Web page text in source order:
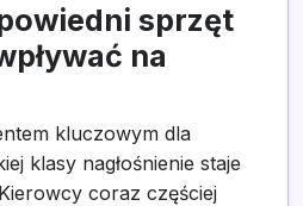
sprzęt
na
kluczowym dla
klasy nagłośnienie staje
coraz częściej